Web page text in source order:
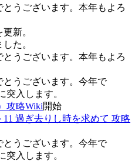
うございます。本年もよろ
更新。
た。
うございます。本年もよろ
うございます。今年で
突入します。
攻略Wiki開始
11 過ぎ去りし時を求めて 攻略
うございます。今年で
突入します。